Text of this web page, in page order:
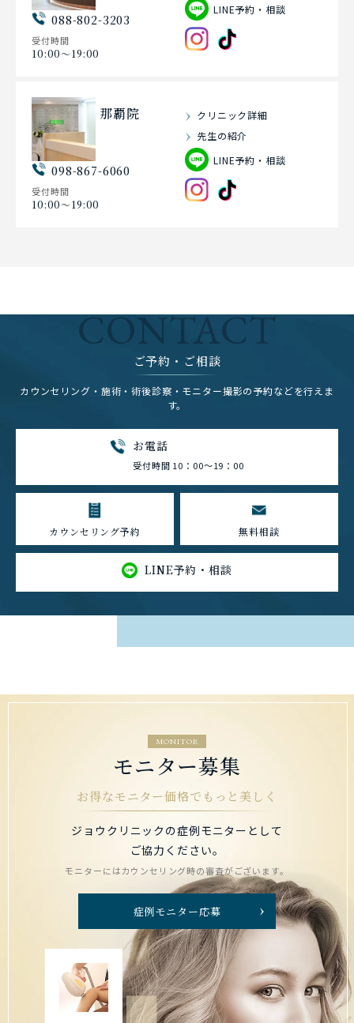
088-802-3203
受付時間
10:00〜19:00
LINE予約・相談
那覇院
098-867-6060
受付時間
10:00〜19:00
クリニック詳細
先生の紹介
LINE予約・相談
CONTACT
ご予約・ご相談
カウンセリング・施術・術後診察・モニター撮影の予約などを行えま
す。
お電話
受付時間 10：00～19：00
カウンセリング予約 無料相談
LINE予約・相談
MONITOR
モニター募集
お得なモニター価格でもっと美しく
ジョウクリニックの症例モニターとして
ご協力ください。
モニターにはカウンセリング時の審査がございます。
症例モニター応募